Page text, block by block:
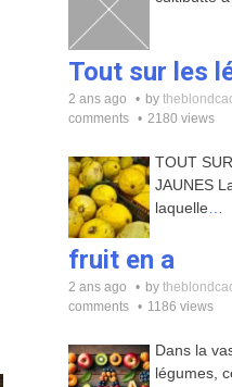
Tout sur les
2 ans ago by
comments
2180 views
TOUT
JAUNES
laquelle
fruit en a
2 ans ago by
comments
1186 views
Dans la
légumes,